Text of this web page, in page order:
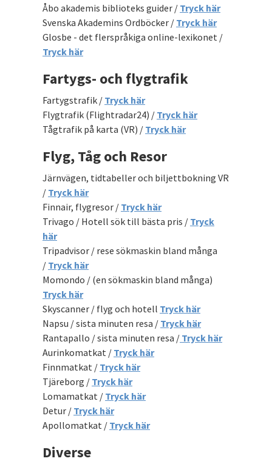
Åbo akademis biblioteks guider / Tryck här
Svenska Akademins Ordböcker / Tryck här
Glosbe - det flerspråkiga online-lexikonet /
Tryck här
Fartygs- och flygtrafik
Fartygstrafik / Tryck här
Flygtrafik (Flightradar24) / Tryck här
Tågtrafik på karta (VR) / Tryck här
Flyg, Tåg och Resor
Järnvägen, tidtabeller och biljettbokning VR
/ Tryck här
Finnair, flygresor / Tryck här
Trivago / Hotell sök till bästa pris / Tryck
här
Tripadvisor / rese sökmaskin bland många
/ Tryck här
Momondo / (en sökmaskin bland många)
Tryck här
Skyscanner / flyg och hotell Tryck här
Napsu / sista minuten resa / Tryck här
Rantapallo / sista minuten resa / Tryck här
Aurinkomatkat / Tryck här
Finnmatkat / Tryck här
Tjäreborg / Tryck här
Lomamatkat / Tryck här
Detur / Tryck här
Apollomatkat / Tryck här
Diverse